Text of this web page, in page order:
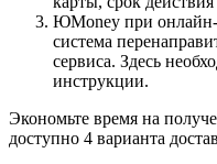
ЮMoney при онлайн-
система
сервиса. Здесь
инструкции.
Экономьте время на
доступно 4 варианта